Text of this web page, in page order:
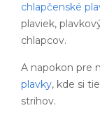
chlapčenské
plaviek,
chlapcov.
A napokon pre
plavky, kde si
strihov.